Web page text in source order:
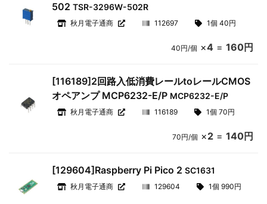
502TSR-3296W-502R
秋月電子通商 112697 1個 40円
40円/個 ×4= 160円
[116189]2回路入低消費レールtoレールCMOS
オペアンプ MCP6232-E/P MCP6232-E/P
秋月電子通商 116189 1個 70円
70円/個 ×2= 140円
[129604]Raspberry Pi Pico 2SC1631
秋月電子通商 129604 1個 990円